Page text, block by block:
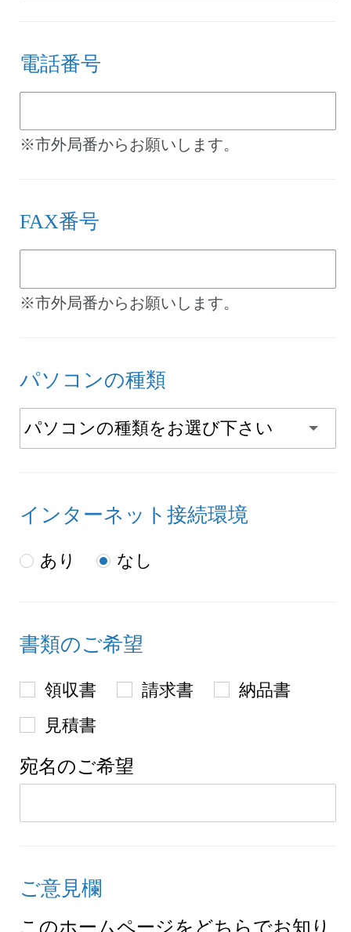
電話番号
※市外局番からお願いします。
FAX番号
※市外局番からお願いします。
パソコンの種類
インターネット接続環境
あり なし
書類のご希望
領収書 請求書
納品書
見積書
宛名のご希望
ご意見欄
このホームページをどちらでお知り